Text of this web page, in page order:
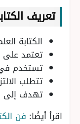
تعريف
الكتابة
تعتمد على
تستخدم في
تتطلب
تهدف إلى
اقرأ أيضًا: فن